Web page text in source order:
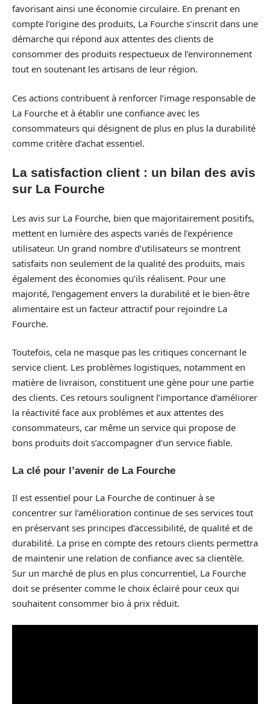
favorisant ainsi une économie circulaire. En prenant en
compte l’origine des produits, La Fourche s’inscrit dans une
démarche qui répond aux attentes des clients de
consommer des produits respectueux de l’environnement
tout en soutenant les artisans de leur région.
Ces actions contribuent à renforcer l’image responsable de
La Fourche et à établir une confiance avec les
consommateurs qui désignent de plus en plus la durabilité
comme critère d’achat essentiel.
La satisfaction client : un bilan des avis
sur La Fourche
Les avis sur La Fourche, bien que majoritairement positifs,
mettent en lumière des aspects variés de l’expérience
utilisateur. Un grand nombre d’utilisateurs se montrent
satisfaits non seulement de la qualité des produits, mais
également des économies qu’ils réalisent. Pour une
majorité, l’engagement envers la durabilité et le bien-être
alimentaire est un facteur attractif pour rejoindre La
Fourche.
Toutefois, cela ne masque pas les critiques concernant le
service client. Les problèmes logistiques, notamment en
matière de livraison, constituent une gène pour une partie
des clients. Ces retours soulignent l’importance d’améliorer
la réactivité face aux problèmes et aux attentes des
consommateurs, car même un service qui propose de
bons produits doit s’accompagner d’un service fiable.
La clé pour l’avenir de La Fourche
Il est essentiel pour La Fourche de continuer à se
concentrer sur l’amélioration continue de ses services tout
en préservant ses principes d’accessibilité, de qualité et de
durabilité. La prise en compte des retours clients permettra
de maintenir une relation de confiance avec sa clientèle.
Sur un marché de plus en plus concurrentiel, La Fourche
doit se présenter comme le choix éclairé pour ceux qui
souhaitent consommer bio à prix réduit.